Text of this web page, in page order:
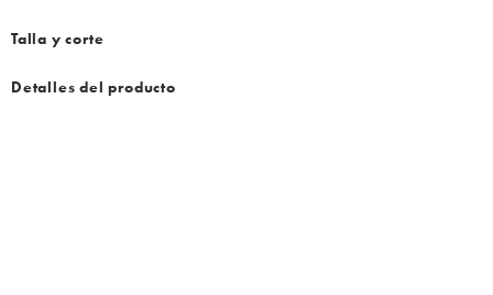
Talla y corte
Detalles del producto